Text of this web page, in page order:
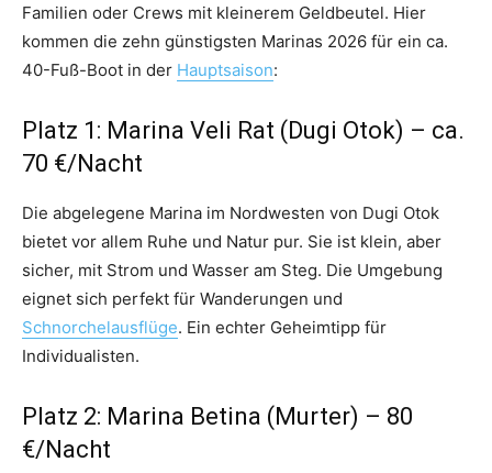
Familien oder Crews mit kleinerem Geldbeutel. Hier
kommen die zehn günstigsten Marinas 2026 für ein ca.
40-Fuß-Boot in der Hauptsaison:
Platz 1: Marina Veli Rat (Dugi Otok) – ca.
70 €/Nacht
Die abgelegene Marina im Nordwesten von Dugi Otok
bietet vor allem Ruhe und Natur pur. Sie ist klein, aber
sicher, mit Strom und Wasser am Steg. Die Umgebung
eignet sich perfekt für Wanderungen und
Schnorchelausflüge. Ein echter Geheimtipp für
Individualisten.
Platz 2: Marina Betina (Murter) – 80
€/Nacht